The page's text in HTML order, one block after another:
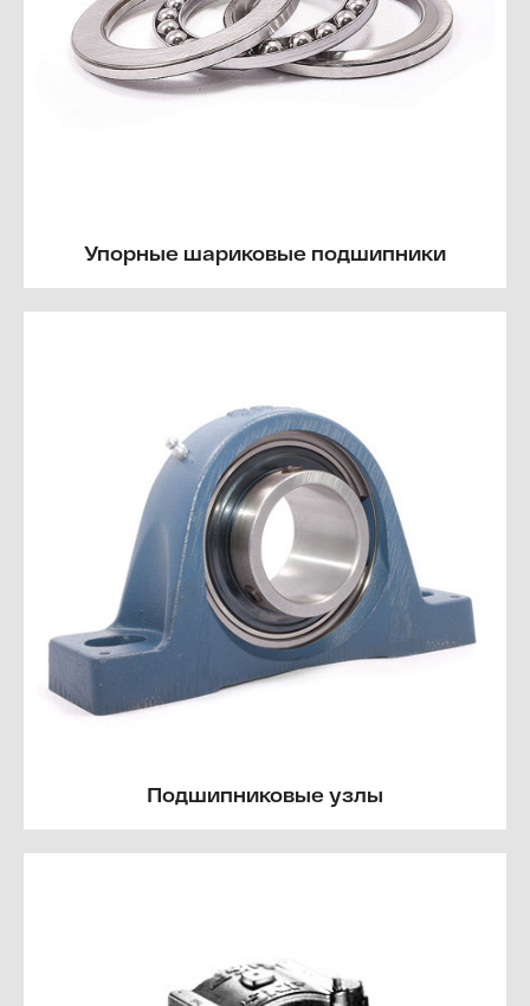
Упорные шариковые подшипники
Подшипниковые узлы